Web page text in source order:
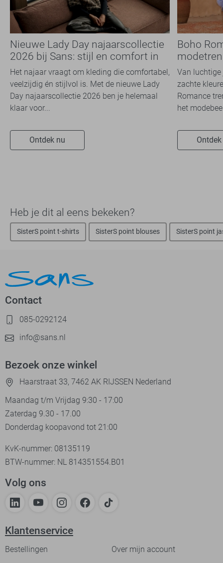
Nieuwe Lady Day najaarscollectie
2026 bij Sans: stijl en comfort in
travelkwaliteit
Het najaar vraagt om kleding die comfortabel,
veelzijdig én stijlvol is. Met de nieuwe Lady
Day najaarscollectie 2026 ben je helemaal
klaar voor...
Ontdek nu
Boho
overal
Van luchtige
zachte
Romance
het
Heb je dit al eens bekeken?
SisterS point t-shirts SisterS point blouses SisterS point
Contact
085-0292124
info@sans.nl
Bezoek onze winkel
Haarstraat 33, 7462 AK RIJSSEN Nederland
Maandag t/m Vrijdag 9:30 - 17:00
Zaterdag 9.30 - 17.00
Donderdag koopavond tot 21:00
KvK-nummer: 08135119
BTW-nummer: NL 814351554.B01
Volg ons
Klantenservice
Bestellingen
Over mijn account